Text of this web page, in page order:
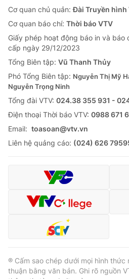
Giải sao mai
Làm đẹp
Chất lượng cuộc sống
Tuyển sinh
Học trực tuyến
Công nghệ
Hitech Công nghệ tương lai
Sản phẩm
Thị trường
Tư vấn
Giao lưu trực tuyến
Lịch phát sóng
Chuyên mục khác
Emagazine
Video
VTV Money
VTV Sức khoẻ Bất
Cơ quan chủ quản:Đài Truyền hình
Cơ quan báo chí: Thời báo VTV
Giấy phép hoạt động báo in và báo
cấp ngày 29/12/2023
Tổng Biên tập: Vũ Thanh Thủy
Phó Tổng Biên tập: Nguyễn Thị Mỹ
Nguyễn Trọng Ninh
Tổng đài VTV: 024.38 355 931 -
Ðiện thoại Thời báo VTV: 0988 671
Email: toasoan@vtv.vn
Liên hệ quảng cáo: (024) 626
® Cấm sao chép dưới mọi hình thức
thuận bằng văn bản. Ghi rõ nguồn